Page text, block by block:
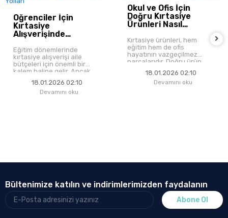
Öğrenciler İçin
Kırtasiye
Alışverişinde
Yolları
Eğitim dönemlerinde
kırtasiye alışverişi aile
bütçeleri için önemli bir
kalem haline gelir. Ancak
doğru planlama ile hem
kaliteli ürünler almak hem
de tasarruf etmek
Devamını oku
18.01.2026 02:10
Okul ve Ofis İçin
Doğru Kırtasiye
Ürünleri Nasıl
Kırtasiye ürünleri, hem
eğitim hem de ofis
hayatının vazgeçilmez
parçalarıdır. Doğru ürün
seçimi; verimliliği artırır,
maliyetleri düşürür ve
kullanım süresini uzatır.
Devamını oku
18.01.2026 02:10
Bültenimize katılın ve indirimlerimizden faydalanın
Abone Ol